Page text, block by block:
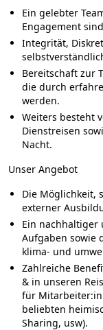
Ein gelebter
Engagement
Integrität,
Bereitschaft zur
die durch
werden.
Weiters besteht
Dienstreisen
Nacht.
Unser Angebot
Die Möglichkeit,
externer
Ein nachhaltiger
Aufgaben sowie
klima- und
Zahlreiche
& in unseren
für
beliebten
Sharing, usw).